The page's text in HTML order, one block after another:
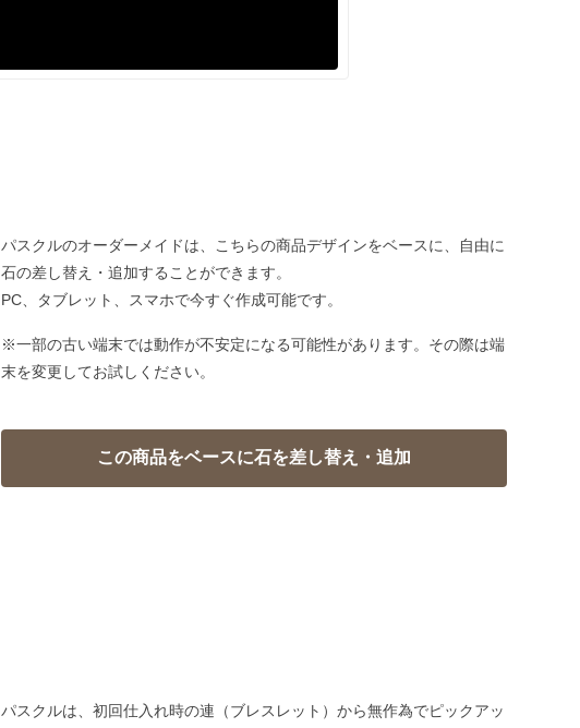
パスクルのオーダーメイドは、こちらの商品デザインをベースに、自由に
石の差し替え・追加することができます。
PC、タブレット、スマホで今すぐ作成可能です。
※一部の古い端末では動作が不安定になる可能性があります。その際は端
末を変更してお試しください。
パスクルは、初回仕入れ時の連（ブレスレット）から無作為でピックアッ